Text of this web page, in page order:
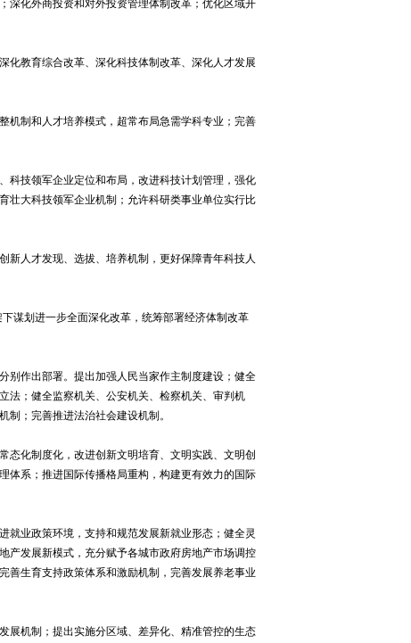
化外商投资和对外投资管理体制改革；优化区域开
教育综合改革、深化科技体制改革、深化人才发展
制和人才培养模式，超常布局急需学科专业；完善
技领军企业定位和布局，改进科技计划管理，强化
壮大科技领军企业机制；允许科研类事业单位实行比
人才发现、选拔、培养机制，更好保障青年科技人
谋划进一步全面深化改革，统筹部署经济体制改革
作出部署。提出加强人民当家作主制度建设；健全
法；健全监察机关、公安机关、检察机关、审判机
；完善推进法治社会建设机制。
化制度化，改进创新文明培育、文明实践、文明创
体系；推进国际传播格局重构，构建更有效力的国际
业政策环境，支持和规范发展新就业形态；健全灵
产发展新模式，充分赋予各城市政府房地产市场调控
善生育支持政策体系和激励机制，完善发展养老事业
机制；提出实施分区域、差异化、精准管控的生态